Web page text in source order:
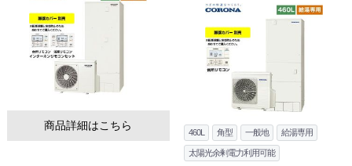
商品詳細はこちら
460L 角型 一般地 給湯専用
太陽光余剰電力利用可能